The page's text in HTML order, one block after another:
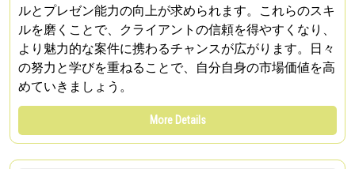
ルとプレゼン能力の向上が求められます。これらのスキ
ルを磨くことで、クライアントの信頼を得やすくなり、
より魅力的な案件に携わるチャンスが広がります。日々
の努力と学びを重ねることで、自分自身の市場価値を高
めていきましょう。
More Details